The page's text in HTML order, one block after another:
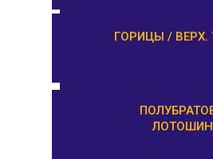
ЗАВИДОВО
РЕДКИНО /
ГОРИЦЫ / ВЕРХ.